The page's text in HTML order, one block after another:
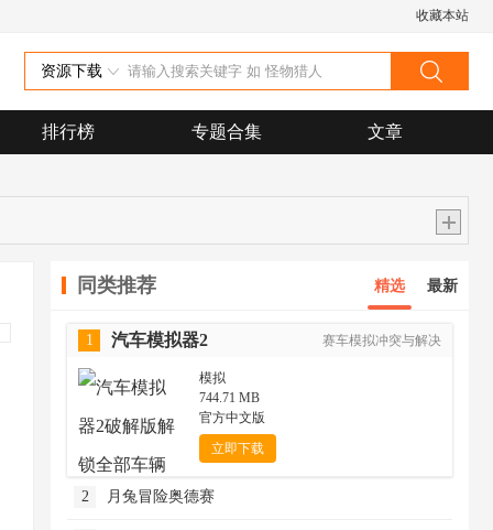
收藏本站
资源下载
排行榜 专题合集 文章
同类推荐 精选 最新
1 汽车模拟器2 赛车模拟冲突与解决
模拟
744.71 MB
官方中文版
立即下载
2 月兔冒险奥德赛